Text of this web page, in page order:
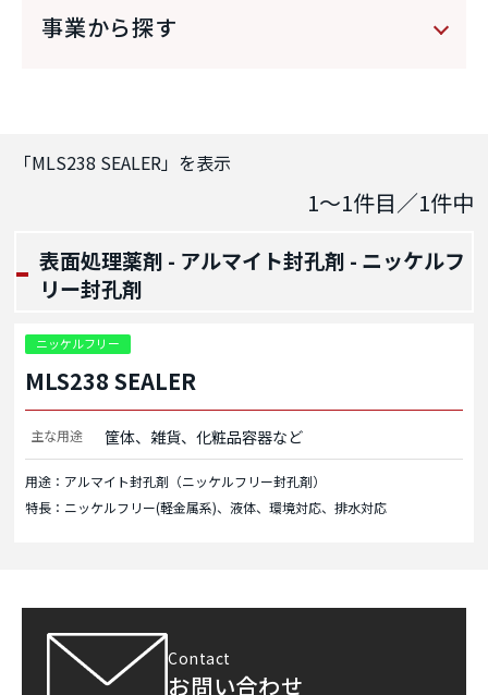
事業から探す
「MLS238 SEALER」を表示
1～1件目／1件中
表面処理薬剤 - アルマイト封孔剤 - ニッケルフ
リー封孔剤
ニッケルフリー
MLS238 SEALER
主な用途 筐体、雑貨、化粧品容器など
用途：アルマイト封孔剤（ニッケルフリー封孔剤）
特長：ニッケルフリー(軽金属系)、液体、環境対応、排水対応
Contact
お問い合わせ